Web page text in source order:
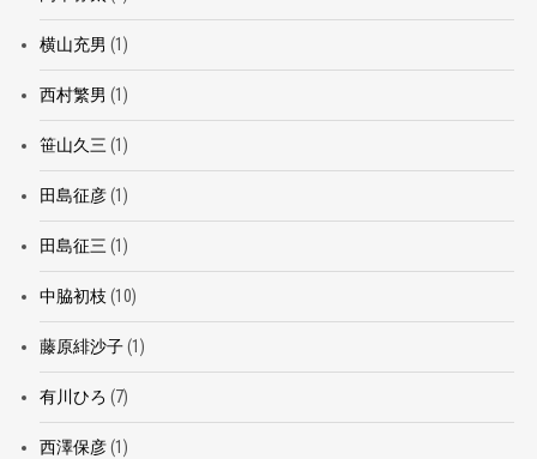
横山充男 (1)
西村繁男 (1)
笹山久三 (1)
田島征彦(1)
田島征三 (1)
中脇初枝 (10)
藤原緋沙子(1)
有川ひろ (7)
西澤保彦(1)